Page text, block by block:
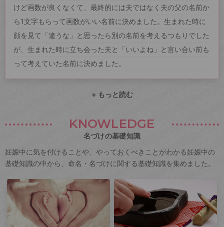
けど画数が良くなくて、最終的には夫ではなく夫の父の名前か
ら1文字もらって画数がいい名前に決めました。生まれた時に
顔を見て「違うな」と思ったら別の名前を考えるつもりでした
が、生まれた時に立ち会った夫と「いいよね」と言い合い前も
って考えていた名前に決めました。
+ もっと読む
KNOWLEDGE
名づけの基礎知識
妊娠中に気を付けることや、やっておくべきことがわかる妊娠中の
基礎知識の中から、命名・名づけに関する基礎知識を集めました。